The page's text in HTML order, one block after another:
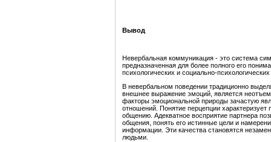
Вывод
Невербальная коммуникация - это система
предназначенная для более полного его
психологических и социально-
В невербальном поведении традиционно
внешнее выражение эмоций, является
факторы эмоциональной природы зачастую
отношений. Понятие перцепции характеризует
общению. Адекватное восприятие партнера
общения, понять его истинные цели и
информации. Эти качества становятся
людьми.